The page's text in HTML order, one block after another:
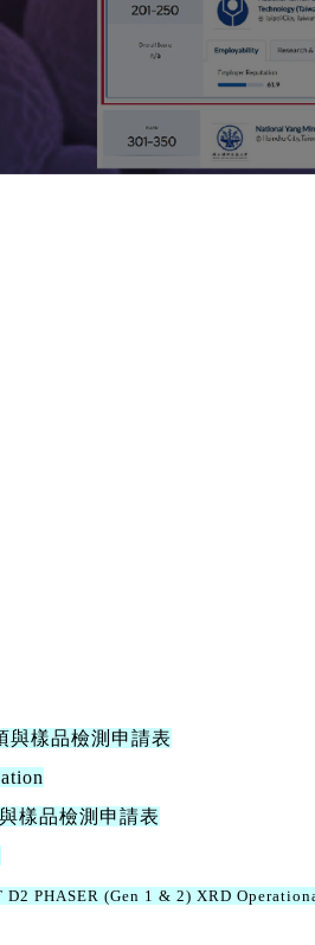
與樣品檢測申請表
樣品檢測申請表
D2 PHASER (Gen 1 & 2) XRD